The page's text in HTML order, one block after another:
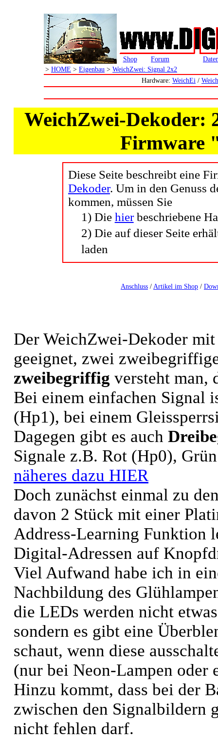
Shop Forum
> HOME > Eigenbau > WeichZwei: Signal 2x2
Hardware: WeichEi /
WeichZwei-Dekoder:
Firmware
Diese Seite beschreibt eine
Dekoder. Um in den Genuss
kommen, müssen Sie
1) Die hierbeschriebene
2) Die auf dieser Seite
laden
Anschluss /Artikel im Shop /
Der WeichZwei-Dekoder
geeignet, zwei
zweibegriffig versteht man,
Bei einem einfachen Signal
(Hp1), bei einem
Dagegen gibt es auch
Signale z.B. Rot (Hp0),
näheres dazu HIER
Doch zunächst einmal zu
davon 2 Stück mit einer
Address-Learning Funktion
Digital-Adressen auf
Viel Aufwand habe ich in
Nachbildung des
die LEDs werden nicht
sondern es gibt eine
schaut, wenn diese
(nur bei Neon-Lampen
Hinzu kommt, dass bei der
zwischen den Signalbildern
nicht fehlen darf.